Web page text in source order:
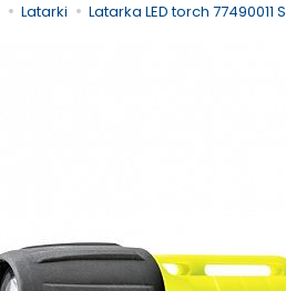
Latarki Latarka LED torch 77490011